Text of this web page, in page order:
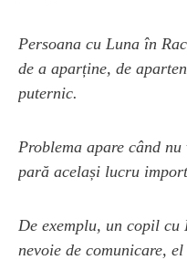
Persoana cu Luna în
de a aparține, de
puternic.
Problema apare când
pară același lucru
De exemplu, un copil
nevoie de comunicare,